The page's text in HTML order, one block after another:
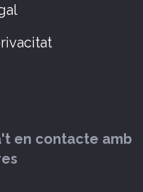
en contacte amb